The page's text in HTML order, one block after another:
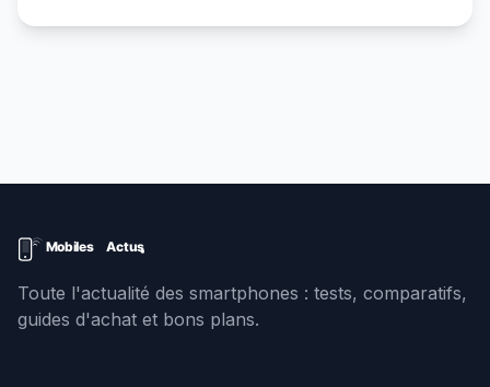
Toute l'actualité des smartphones : tests, comparatifs,
guides d'achat et bons plans.